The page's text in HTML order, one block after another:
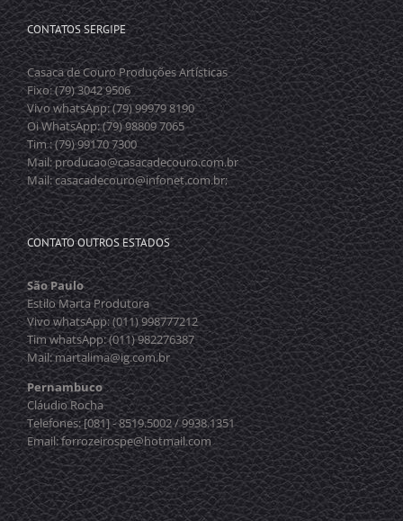
CONTATOS SERGIPE
Casaca de Couro Produções Artísticas
Fixo: (79) 3042 9506
Vivo whatsApp: (79) 99979 8190
Oi WhatsApp: (79) 98809 7065
Tim : (79) 99170 7300
Mail: producao@casacadecouro.com.br
Mail: casacadecouro@infonet.com.br;
CONTATO OUTROS ESTADOS
São Paulo
Estilo Marta Produtora
Vivo whatsApp: (011) 998777212
Tim whatsApp: (011) 982276387
Mail: martalima@ig.com.br
Pernambuco
Cláudio Rocha
Telefones: [081] - 8519.5002 / 9938.1351
Email: forrozeirospe@hotmail.com